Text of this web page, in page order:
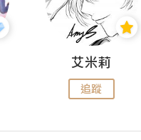
艾米莉
追蹤